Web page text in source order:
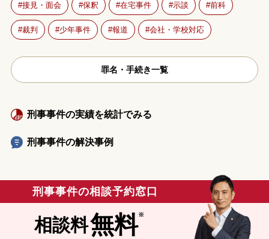
接見・面会 保釈 在宅事件 示談 前科
裁判 少年事件 報道 会社・学校対応
罪名・手続き一覧
刑事事件の実績を統計でみる
刑事事件の解決事例
刑事事件の相談予約窓口
相談料無料